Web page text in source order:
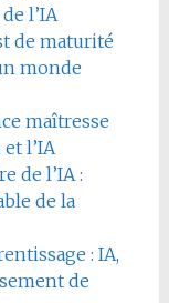
l’IA
de maturité
monde
maîtresse
l’IA
de l’IA :
de la
: IA,
de